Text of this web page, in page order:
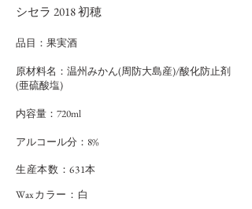
シセラ 2018 初穂
品目：果実酒
原材料名：温州みかん(周防大島産)/酸化防止剤
(亜硫酸塩)
内容量：720ml
​アルコール分：8%
​生産本数：631本
Waxカラー：白